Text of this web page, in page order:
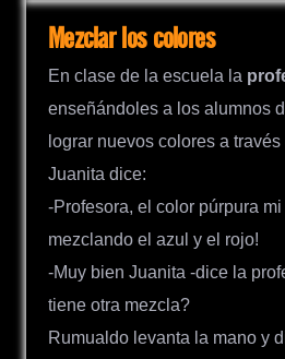
Mezclar los colores
En clase de la escuela la
enseñándoles a los alumnos
lograr nuevos colores a
Juanita dice:
-Profesora, el color púrpura
mezclando el azul y el rojo!
-Muy bien Juanita -dice la
tiene otra mezcla?
Rumualdo levanta la mano y